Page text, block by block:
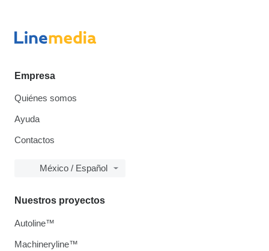
Empresa
Quiénes somos
Ayuda
Contactos
México / Español
Nuestros proyectos
Autoline™
Machineryline™